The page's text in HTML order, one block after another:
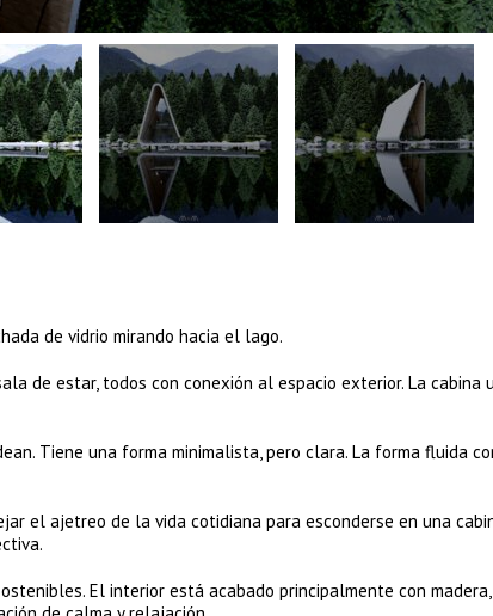
de vidrio mirando hacia el lago.
de estar, todos con conexión al espacio exterior. La cabina
Tiene una forma minimalista, pero clara. La forma fluida
el ajetreo de la vida cotidiana para esconderse en una
El interior está acabado principalmente con